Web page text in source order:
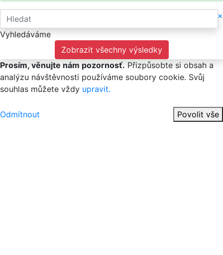
×
Vyhledáváme
Zobrazit všechny výsledky
Prosím, věnujte nám pozornosť. Přizpůsobte si obsah a
analýzu návštěvnosti používáme soubory cookie. Svůj
souhlas můžete vždy upravit.
Odmítnout Povolit vše